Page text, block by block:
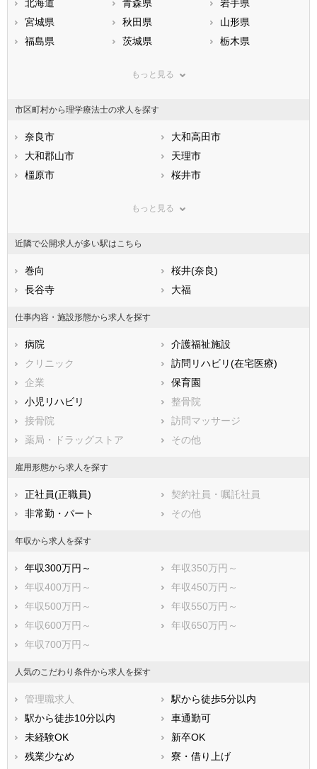
北海道 青森県
岩手県
宮城県
秋田県
山形県
福島県
茨城県
栃木県
神奈川県
石川県
福井県
静岡県
三重県
滋賀県
兵庫県
山口県
福岡県
佐賀県
熊本県
鹿児島県
もっと見る
市区町村から理学療法士の求人を探す
奈良市
大和高田市
大和郡山市
天理市
橿原市
桜井市
香芝市
山辺郡山添村
生駒郡三郷町
生駒郡斑鳩町
生駒郡安堵町
磯城郡川西町
高市郡高取町
高市郡明日香村
北葛城郡上牧町
北葛城郡王寺町
北葛城郡広陵町
北葛城郡河合町
吉野郡吉野町
吉野郡大淀町
吉野郡下市町
吉野郡黒滝村
吉野郡天川村
吉野郡野迫川村
吉野郡十津川村
吉野郡東吉野村
もっと見る
近隣で公開求人が多い駅はこちら
巻向
桜井(奈良)
長谷寺
大福
仕事内容・施設形態から求人を探す
病院
介護福祉施設
クリニック
訪問リハビリ(在宅医療)
企業
保育園
小児リハビリ
整骨院
接骨院
訪問マッサージ
薬局・ドラッグストア
その他
雇用形態から求人を探す
正社員(正職員)
契約社員・嘱託社員
非常勤・パート
その他
年収から求人を探す
年収300万円～
年収350万円～
年収400万円～
年収450万円～
年収500万円～
年収550万円～
年収600万円～
年収650万円～
年収700万円～
人気のこだわり条件から求人を探す
管理職求人
駅から徒歩5分以内
駅から徒歩10分以内
車通勤可
未経験OK
新卒OK
残業少なめ
寮・借り上げ